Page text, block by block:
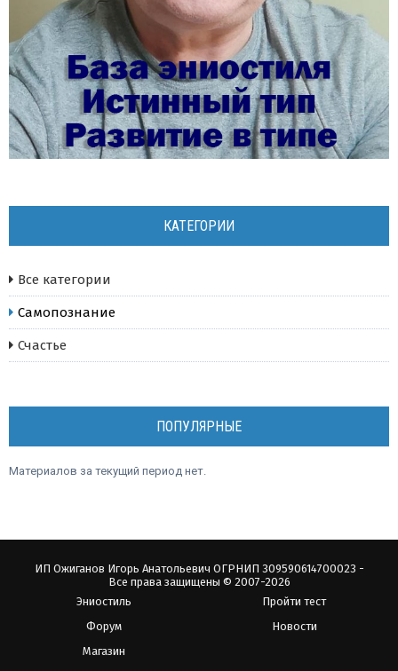
КАТЕГОРИИ
Все категории
Самопознание
Счастье
ПОПУЛЯРНЫЕ
Материалов за текущий период нет.
ИП Ожиганов Игорь Анатольевич ОГРНИП 309590614700023 -
Все права защищены © 2007-2026
Эниостиль
Пройти тест
Форум
Новости
Магазин